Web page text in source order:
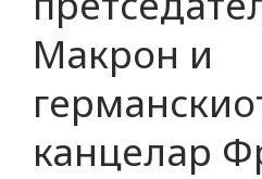
Макрон и
канцелар